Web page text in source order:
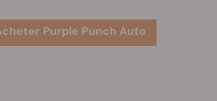
Purple Punch Auto